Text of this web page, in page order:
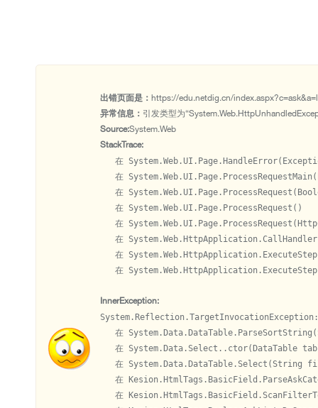
出错页面是： https://edu.netdig.cn/
异常信息： 引发类型为
Source:System.Web
StackTrace:
在
在
在
   在 System.Web.UI.Page.ProcessRequest()
在
在
在
在
InnerException:
System.Reflection.TargetInvocationException:
在
在 System.Data.Select..ctor(DataTable
在 System.Data.DataTable.Select(String
在
在